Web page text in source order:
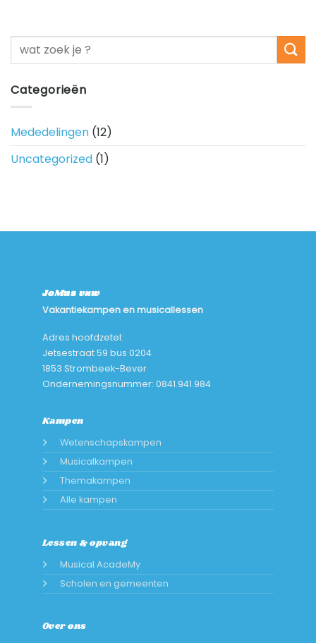
Categorieën
Mededelingen (12)
Uncategorized (1)
JoMus vzw
Vakantiekampen en musicallessen
Adres hoofdzetel:
Jetsestraat 59 bus 0204
1853 Strombeek-Bever
Ondernemingsnummer: 0841.941.984
Kampen
Wetenschapskampen
Musicalkampen
Themakampen
Alle kampen
Lessen & opvang
Musical AcadeMy
Scholen en gemeenten
Over ons